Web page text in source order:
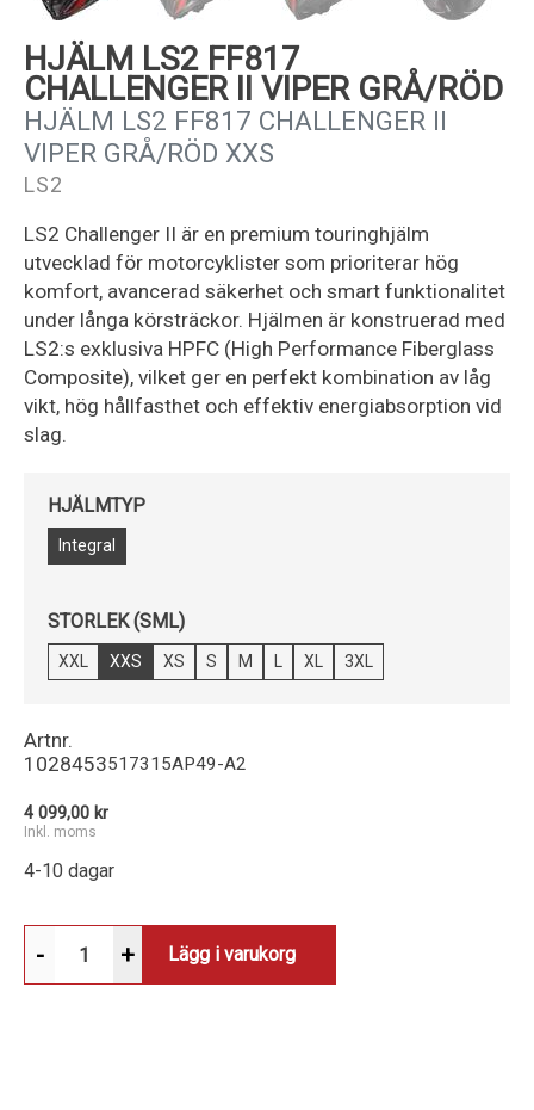
HJÄLM LS2 FF817
CHALLENGER II VIPER GRÅ/RÖD
HJÄLM LS2 FF817 CHALLENGER II
VIPER GRÅ/RÖD XXS
LS2
LS2 Challenger II är en premium touringhjälm
utvecklad för motorcyklister som prioriterar hög
komfort, avancerad säkerhet och smart funktionalitet
under långa körsträckor. Hjälmen är konstruerad med
LS2:s exklusiva HPFC (High Performance Fiberglass
Composite), vilket ger en perfekt kombination av låg
vikt, hög hållfasthet och effektiv energiabsorption vid
slag.
HJÄLMTYP
Integral
STORLEK (SML)
XXL XXS XS S M XL 3XL
Artnr.
1028453517315AP49-A2
4 099,00 kr
Inkl. moms
4-10 dagar
- + Lägg i varukorg